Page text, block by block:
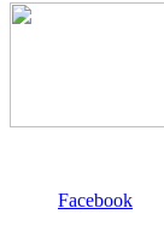
Facebook